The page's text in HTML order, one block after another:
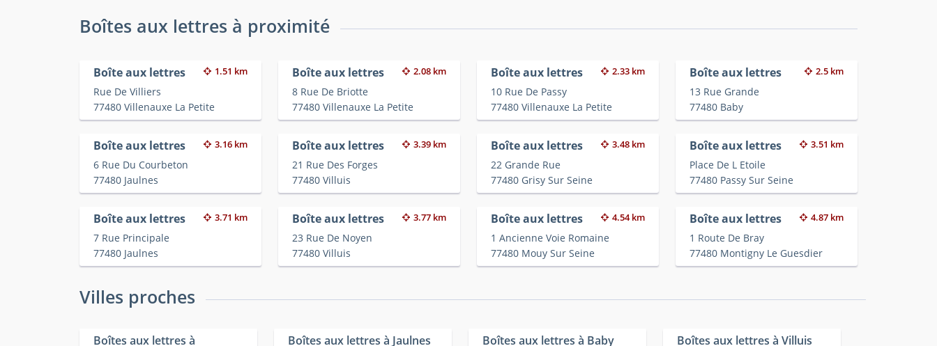
Boîtes aux lettres à proximité
Boîte aux lettres 1.51 km
Rue De Villiers
77480 Villenauxe La Petite
Boîte aux lettres 2.08 km
8 Rue De Briotte
77480 Villenauxe La Petite
Boîte aux lettres 2.33 km
10 Rue De Passy
77480 Villenauxe La Petite
Boîte aux lettres 2.5 km
13 Rue Grande
77480 Baby
Boîte aux lettres 3.16 km
6 Rue Du Courbeton
77480 Jaulnes
Boîte aux lettres 3.39 km
21 Rue Des Forges
77480 Villuis
Boîte aux lettres 3.48 km
22 Grande Rue
77480 Grisy Sur Seine
Boîte aux lettres 3.51 km
Place De L Etoile
77480 Passy Sur Seine
Boîte aux lettres 3.71 km
7 Rue Principale
77480 Jaulnes
Boîte aux lettres 3.77 km
23 Rue De Noyen
77480 Villuis
Boîte aux lettres 4.54 km
1 Ancienne Voie Romaine
77480 Mouy Sur Seine
Boîte aux lettres 4.87 km
1 Route De Bray
77480 Montigny Le Guesdier
Villes proches
Boîtes aux lettres à Boîtes aux lettres à Jaulnes Boîtes aux lettres à Baby Boîtes aux lettres à Villuis